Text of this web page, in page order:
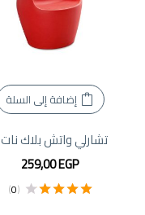
إضافة إلى السلة
تشارلي واتش بلاك نات
259,00EGP
(
0
)